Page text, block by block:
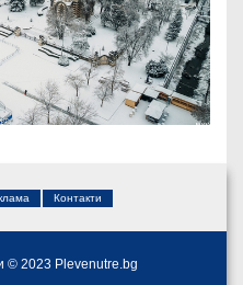
Контакти
© 2023 Plevenutre.bg